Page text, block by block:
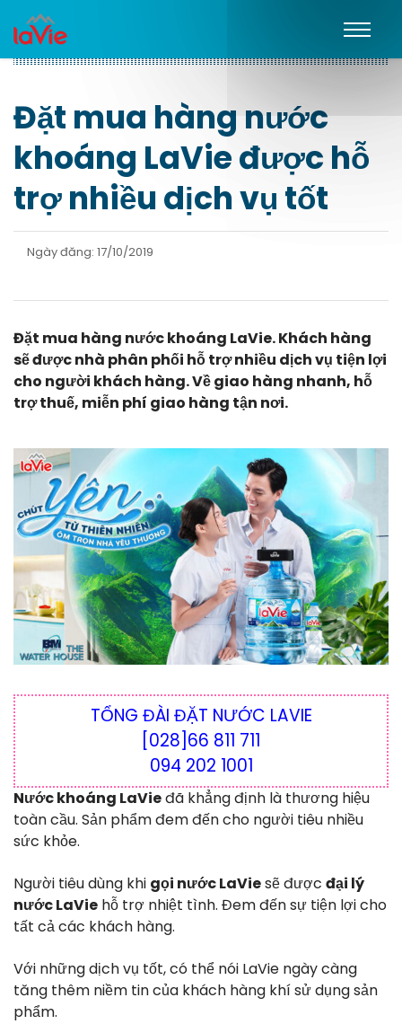
Đặt mua hàng nước
khoáng LaVie được hỗ
trợ nhiều dịch vụ tốt
Ngày đăng: 17/10/2019
Đặt mua hàng nước khoáng LaVie. Khách hàng
sẽ được nhà phân phối hỗ trợ nhiều dịch vụ tiện lợi
cho người khách hàng. Về giao hàng nhanh, hỗ
trợ thuế, miễn phí giao hàng tận nơi.
TỔNG ĐÀI ĐẶT NƯỚC LAVIE
[028]66 811 711
094 202 1001
Nước khoáng LaVieđã khẳng định là thương hiệu
toàn cầu. Sản phẩm đem đến cho người tiêu nhiều
sức khỏe.
Người tiêu dùng khi gọi nước LaViesẽ được đại lý
nước LaVie hỗ trợ nhiệt tình. Đem đến sự tiện lợi cho
tất cả các khách hàng.
Với những dịch vụ tốt, có thể nói LaVie ngày càng
tăng thêm niềm tin của khách hàng khí sử dụng sản
phẩm.